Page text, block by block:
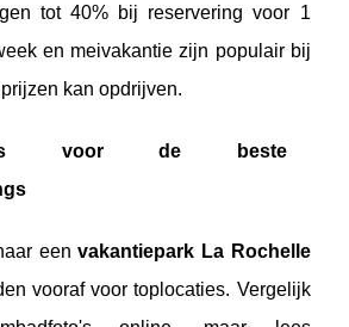
tot 40% bij reservering voor 1
en meivakantie zijn populair bij
kan opdrijven.
voor de beste
eenvakantiepark La Rochelle
vooraf voor toplocaties. Vergelijk